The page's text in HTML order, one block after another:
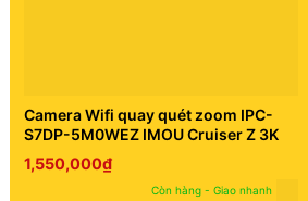
Camera Wifi quay quét zoom IPC-
S7DP-5M0WEZ IMOU Cruiser Z 3K
1,550,000₫
Còn hàng - Giao nhanh